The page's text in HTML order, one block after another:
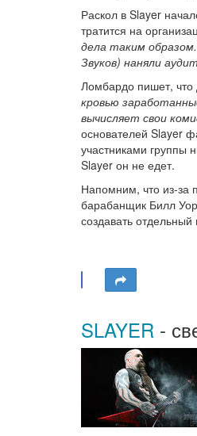
Раскол в Slayer
тратится на
дела таким
Звуков) наняли
Ломбардо пишет, что
кровью
вычисляет свои
основателей Slayer
участниками группы
Slayer он не едет.
Напомним, что из-за
барабанщик Билл
создавать
SLAYER -